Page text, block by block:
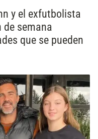
y el exfutbolista
semana
que se pueden